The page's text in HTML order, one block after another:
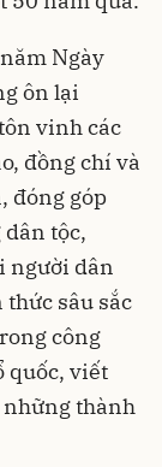
Ngày
ôn lại
vinh các
đồng chí và
đóng góp
tộc,
người dân
sâu sắc
công
quốc, viết
thành